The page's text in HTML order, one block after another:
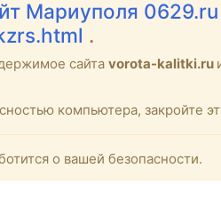
Мариуполя 0629.ru
.
сайта vorota-kalitki.ru
компьютера, закройте
о вашей безопасности.